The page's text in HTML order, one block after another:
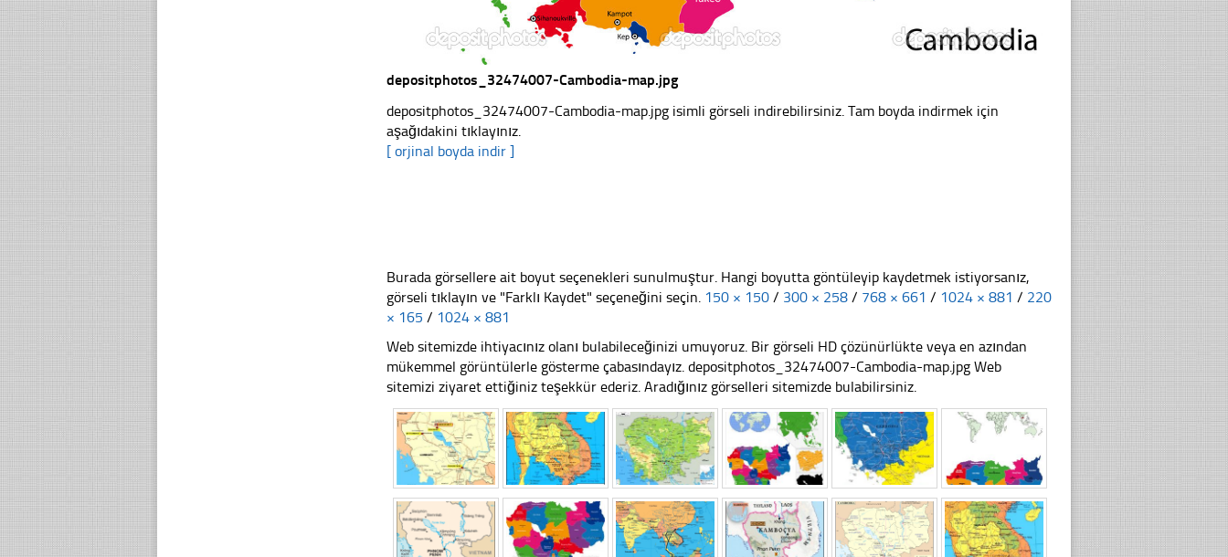
depositphotos_32474007-Cambodia-map.jpg
depositphotos_32474007-Cambodia-map.jpg isimli görseli indirebilirsiniz. Tam boyda indirmek için
aşağıdakini tıklayınız.
[ orjinal boyda indir ]
Burada görsellere ait boyut seçenekleri sunulmuştur. Hangi boyutta göntüleyip kaydetmek istiyorsanız,
görseli tıklayın ve "Farklı Kaydet" seçeneğini seçin. 150 × 150 / 300 × 258 / 768 × 661 / 1024 × 881 / 220
× 165 / 1024 × 881
Web sitemizde ihtiyacınız olanı bulabileceğinizi umuyoruz. Bir görseli HD çözünürlükte veya en azından
mükemmel görüntülerle gösterme çabasındayız. depositphotos_32474007-Cambodia-map.jpg Web
sitemizi ziyaret ettiğiniz teşekkür ederiz. Aradığınız görselleri sitemizde bulabilirsiniz.